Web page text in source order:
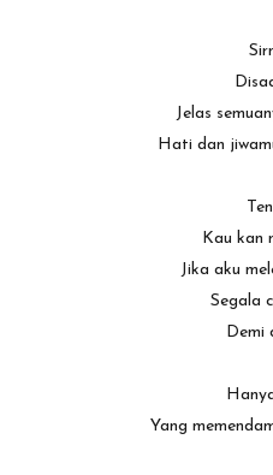
Jelas
Hati dan
Kau kan
Jika aku
Segala
Demi
Yang